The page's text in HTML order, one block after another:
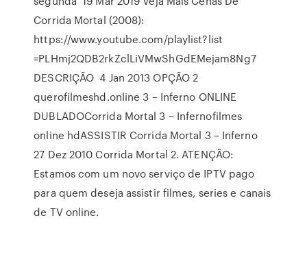
Corrida Mortal (2008):
https://www.youtube.com/playlist?list
=PLHmj2QDB2rkZclLiVMwShGdEMejam8Ng7
DESCRIÇÃO 4 Jan 2013 OPÇÃO 2
querofilmeshd.online 3 – Inferno ONLINE
DUBLADOCorrida Mortal 3 – Infernofilmes
online hdASSISTIR Corrida Mortal 3 – Inferno
27 Dez 2010 Corrida Mortal 2. ATENÇÃO:
Estamos com um novo serviço de IPTV pago
para quem deseja assistir filmes, series e canais
de TV online.